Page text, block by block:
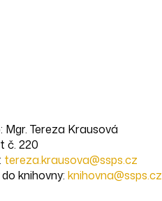
Mgr. Tereza Krausová
č. 220
tereza.krausova@ssps.cz
knihovny: knihovna@ssps.cz